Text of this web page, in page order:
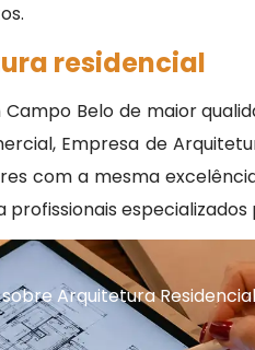
residencial
Belo de maior
Empresa de
com a mesma
Arquitetura